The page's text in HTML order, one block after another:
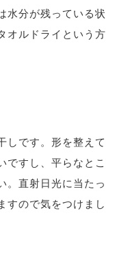
水分が残っている状
オルドライという方
しです。形を整えて
ですし、平らなとこ
。直射日光に当たっ
すので気をつけまし